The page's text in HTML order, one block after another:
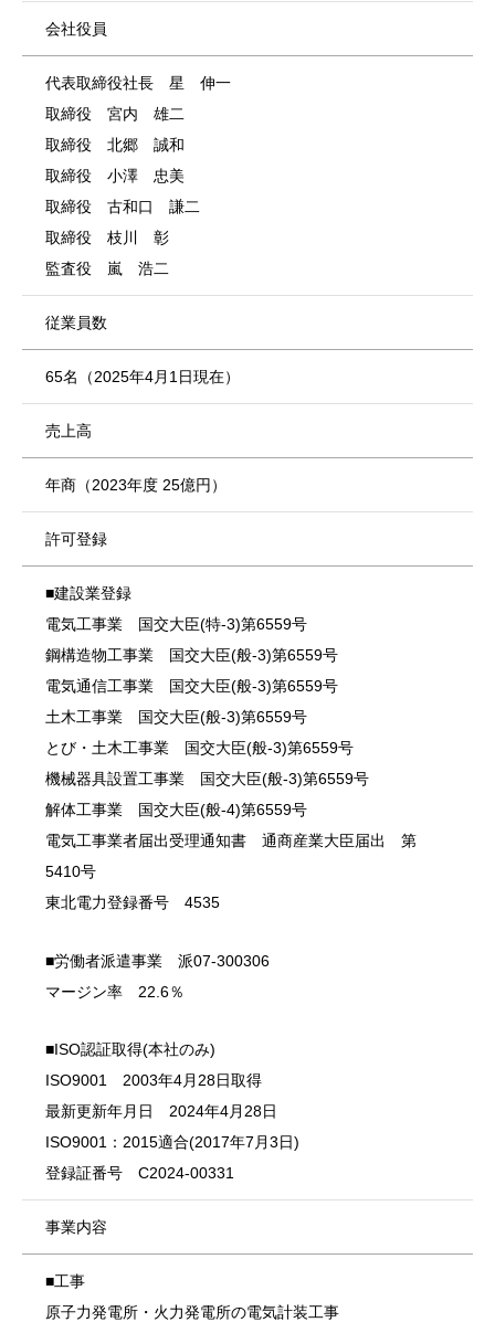
会社役員
代表取締役社長 星 伸一
取締役 宮内 雄二
取締役 北郷 誠和
取締役 小澤 忠美
取締役 古和口 謙二
取締役 枝川 彰
監査役 嵐 浩二
従業員数
65名（2025年4月1日現在）
売上高
年商（2023年度 25億円）
許可登録
■建設業登録
電気工事業 国交大臣(特-3)第6559号
鋼構造物工事業 国交大臣(般-3)第6559号
電気通信工事業 国交大臣(般-3)第6559号
土木工事業 国交大臣(般-3)第6559号
とび・土木工事業 国交大臣(般-3)第6559号
機械器具設置工事業 国交大臣(般-3)第6559号
解体工事業 国交大臣(般-4)第6559号
電気工事業者届出受理通知書 通商産業大臣届出 第
5410号
東北電力登録番号 4535
■労働者派遣事業 派07-300306
マージン率 22.6％
■ISO認証取得(本社のみ)
ISO9001 2003年4月28日取得
最新更新年月日 2024年4月28日
ISO9001：2015適合(2017年7月3日)
登録証番号 C2024-00331
事業内容
■工事
原子力発電所・火力発電所の電気計装工事